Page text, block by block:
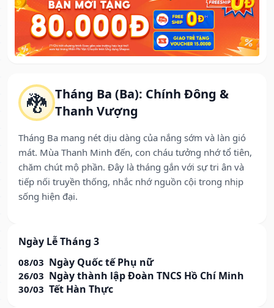
🐉 Tháng Ba (Ba): Chính Đông &
Thanh Vượng
Tháng Ba mang nét dịu dàng của nắng sớm và làn gió
mát. Mùa Thanh Minh đến, con cháu tưởng nhớ tổ tiên,
chăm chút mộ phần. Đây là tháng gắn với sự tri ân và
tiếp nối truyền thống, nhắc nhớ nguồn cội trong nhịp
sống hiện đại.
Ngày Lễ Tháng 3
08/03 Ngày Quốc tế Phụ nữ
26/03 Ngày thành lập Đoàn TNCS Hồ Chí Minh
30/03 Tết Hàn Thực